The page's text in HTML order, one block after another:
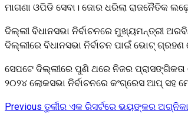
ମାଗଣା ଓପିଡି ସେବା। ଜୋର ଧରିଲା ରାଜନୈତିକ
ଦିଲ୍ଲୀ ବିଧାନସଭା ନିର୍ବାଚନରେ ମୁଖ୍ୟମନ୍ତ୍ରୀ
ଦିଲ୍ଲୀରେ ବିଧାନସଭା ନିର୍ବାଚନ ପାଇଁ ଭୋଟ୍
ସେପଟେ ଦିଲ୍ଲୀରେ ପୁଣି ଥରେ ନିଜର
୨୦୨୪ ଲୋକସଭା ନିର୍ବାଚନରେ କଂଗ୍ରେସ ଆପ୍ ସହ
Previous ତୁର୍କୀର ଏକ ରିସର୍ଟରେ ଭୟଙ୍କର